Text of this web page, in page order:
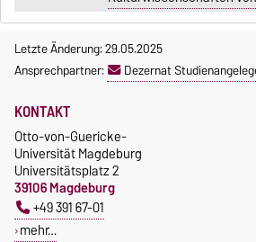
Letzte Änderung: 29.05.2025
Ansprechpartner:
Dezernat
KONTAKT
Otto-von-Guericke-
Universität Magdeburg
Universitätsplatz 2
39106 Magdeburg
+49 391 67-01
mehr…